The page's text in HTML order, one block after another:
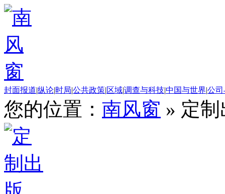
封面报道|纵论|时局|公共政策|区域|调查与科技|中国与世界|公
您的位置： 南风窗 » 定